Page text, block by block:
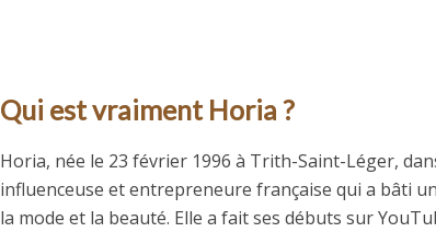
Qui est vraiment Horia ?
Horia, née le 23 février 1996 à Trith-Saint-Léger,
influenceuse et entrepreneure française qui a bâti
la mode et la beauté. Elle a fait ses débuts sur